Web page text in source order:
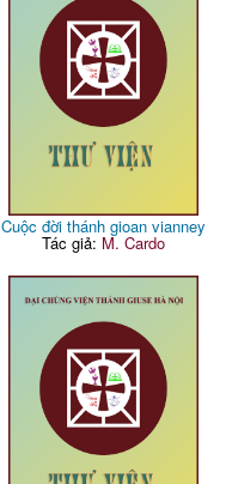
Cuộc đời thánh gioan vianney
Tác giả: M. Cardo